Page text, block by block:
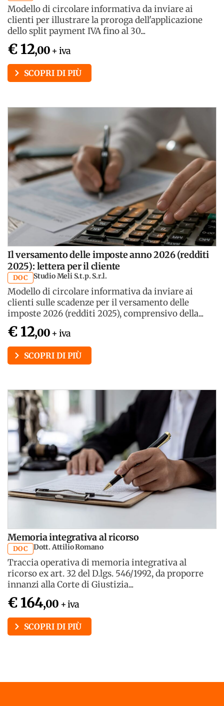
Modello di circolare informativa da inviare ai
clienti per illustrare la proroga dell'applicazione
dello split payment IVA fino al 30...
€ 12,00 + iva
SCOPRI DI PIÙ
Il versamento delle imposte anno 2026 (redditi
2025): lettera per il cliente
DOC Studio Meli S.t.p. S.r.l.
Modello di circolare informativa da inviare ai
clienti sulle scadenze per il versamento delle
imposte 2026 (redditi 2025), comprensivo della...
€ 12,00 + iva
SCOPRI DI PIÙ
Memoria integrativa al ricorso
DOC Dott. Attilio Romano
Traccia operativa di memoria integrativa al
ricorso ex art. 32 del D.lgs. 546/1992, da proporre
innanzi alla Corte di Giustizia...
€ 164,00 + iva
SCOPRI DI PIÙ